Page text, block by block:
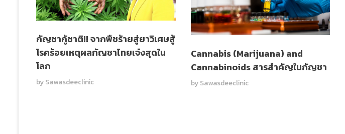
กัญชากู้ชาติ!! จากพืชร้ายสู่ยาวิเศษสู้
โรคร้อยเหตุผลกัญชาไทยเจ๋งสุดใน
โลก
bySawasdeeclinic
Cannabis (Marijuana) and
Cannabinoids สารสำคัญในกัญชา
by Sawasdeeclinic